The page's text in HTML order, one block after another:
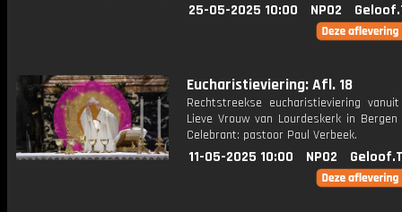
25-05-2025 10:00 NPO2
Eucharistieviering: Afl. 18
Rechtstreekse eucharistieviering
Lieve Vrouw van Lourdeskerk in Bergen
Celebrant: pastoor Paul Verbeek.
11-05-2025 10:00 NPO2